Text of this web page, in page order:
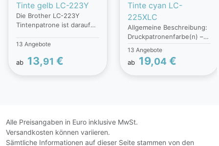
Tinte gelb LC-223Y
Die Brother LC-223Y
Tintenpatrone ist darauf
Drucke mit lebendigen und
Kompatibel mit einer Reihe
professionelle Dokumente
und Fotos und sorgt für
13 Angebote
ab 13,91 €
Tinte cyan LC-
225XLC
Allgemeine Beschreibung:
Druckpatronenfarbe(n) –
Cyan Modell –
Tintenpatrone Technische
Details: Produktname des
Herstellers – LC-225XLC
13 Angebote
ab 19,04 €
Alle Preisangaben in Euro inklusive MwSt.
Versandkosten können variieren.
Sämtliche Informationen auf dieser Seite stammen von den